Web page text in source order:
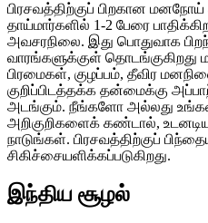
பிரசவத்திற்குப் பிறகான மனநோய்
தாய்மார்களில் 1-2 பேரை
அவசரநிலை. இது பொதுவாக
வாரங்களுக்குள் தொடங்குகிறது
பிரமைகள், குழப்பம், தீவிர
குறிப்பிடத்தக்க தன்மைக்கு
அடங்கும். நீங்களோ அல்லது
அறிகுறிகளைக் கண்டால்,
நாடுங்கள். பிரசவத்திற்குப்
சிகிச்சையளிக்கப்படுகிறது.
இந்திய சூழல்